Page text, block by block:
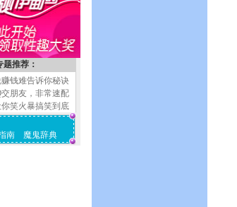
题推荐：
钱难告诉你秘诀
交朋友，非常速配
笑火暴搞笑到底
南 魔鬼辞典